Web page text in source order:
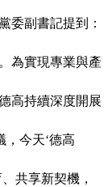
委副書記提到：
為實現專業與產
高持續深度開展
，今天‘德高
共享新契機，